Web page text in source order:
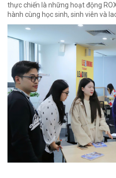
thực chiến là những hoạt động
hành cùng học sinh, sinh viên và